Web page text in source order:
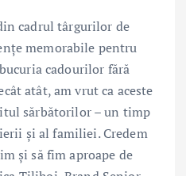
cadrul târgurilor de
memorabile pentru
cadourilor fără
atât, am vrut ca aceste
sărbătorilor – un timp
și al familiei. Credem
și să fim aproape de